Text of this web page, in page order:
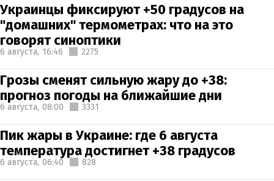
Украинцы фиксируют +50 градусов на
"домашних" термометрах: что на это
говорят синоптики
6 августа, 16:46 2275
Грозы сменят сильную жару до +38:
прогноз погоды на ближайшие дни
6 августа, 08:00 3331
Пик жары в Украине: где 6 августа
температура достигнет +38 градусов
6 августа, 06:40 828